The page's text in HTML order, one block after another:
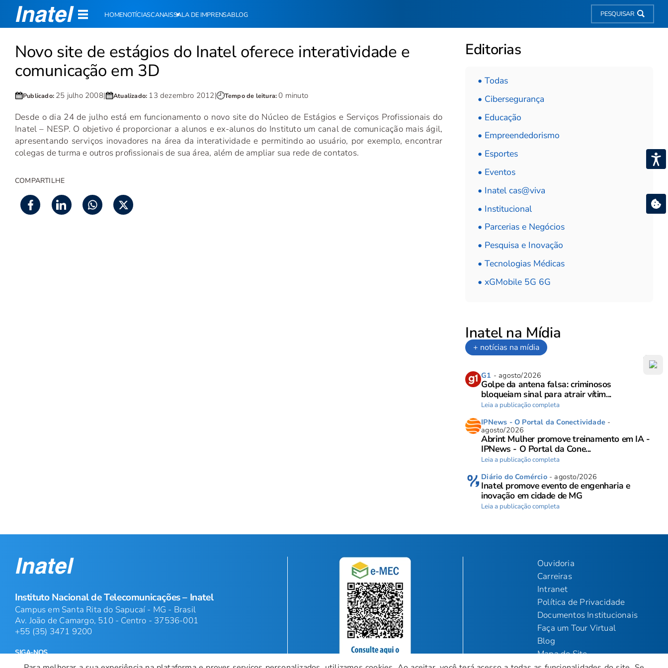
Novo site de estágios do Inatel oferece interatividade e
comunicação em 3D
Publicado: 25 julho 2008| Atualizado: 13 dezembro 2012| Tempo de leitura:0 minuto
Desde o dia 24 de julho está em funcionamento o novo site do Núcleo de Estágios e Serviços Profissionais do
Inatel – NESP. O objetivo é proporcionar a alunos e ex-alunos do Instituto um canal de comunicação mais ágil,
apresentando serviços inovadores na área da interatividade e permitindo ao usuário, por exemplo, encontrar
colegas de turma e outros profissionais de sua área, além de ampliar sua rede de contatos.
COMPARTILHE
Editorias
• Todas
• Cibersegurança
• Educação
• Empreendedorismo
• Esportes
• Eventos
• Inatel cas@viva
• Institucional
• Parcerias e Negócios
• Pesquisa e Inovação
• Tecnologias Médicas
• xGMobile 5G 6G
Inatel na Mídia
+ notícias na mídia
G1 - agosto/2026
Golpe da antena falsa: criminosos
bloqueiam sinal para atrair vítim...
Leia a publicação completa
IPNews - O Portal da Conectividade -
agosto/2026
Abrint Mulher promove treinamento em IA -
IPNews - O Portal da Cone...
Leia a publicação completa
Diário do Comércio- agosto/2026
Inatel promove evento de engenharia e
inovação em cidade de MG
Leia a publicação completa
HOMENOTÍCIASCANAISSALA DE IMPRENSABLOG PESQUISAR
Instituto Nacional de Telecomunicações – Inatel
Campus em Santa Rita do Sapucaí - MG - Brasil
Av. João de Camargo, 510 - Centro - 37536-001
+55 (35) 3471 9200
SIGA-NOS
Ouvidoria
Carreiras
Intranet
Política de Privacidade
Documentos Institucionais
Faça um Tour Virtual
Blog
Mapa do Site